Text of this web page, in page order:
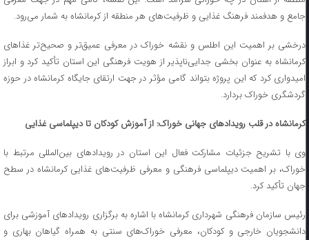
جامع و هدفمند فرهنگ غذایی و ظرفیت‌های هر منطقه از کرمانشاه به شمار می‌رود.
درخشی بر اهمیت این اطلس و نقشه خوراک در معرفی عمیق‌تر و صحیح‌تر غذاهای
کرمانشاه به عنوان بخشی جدایی‌ناپذیر از هویت فرهنگی این استان تأکید کرد و ابراز
امیدواری کرد که این پروژه بتواند گامی مؤثر در جهت ارتقای جایگاه کرمانشاه در حوزه
گردشگری خوراک بردارد.
کرمانشاه در قلب رویدادهای جهانی خوراک: از آموزش کودکان تا دیپلماسی غذایی
وی با تشریح جزئیات مشارکت فعال این استان در رویدادهای بین‌المللی مرتبط با
خوراک، بر اهمیت دیپلماسی فرهنگی و معرفی ظرفیت‌های غذایی کرمانشاه در سطح
جهان تأکید کرد.
رئیس سازمان فرهنگی شهرداری کرمانشاه با اشاره به برگزاری رویدادهای آموزشی برای
دانشجویان خارجی و کودکان، معرفی خوراک‌های سنتی به همراه گیاهان بهاری و